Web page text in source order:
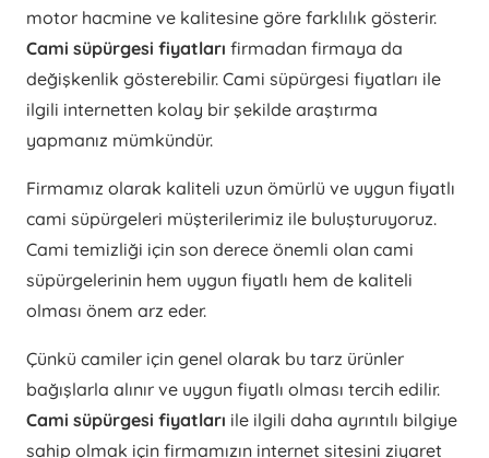
motor hacmine ve kalitesine göre farklılık gösterir.
Cami süpürgesi fiyatları firmadan firmaya da
değişkenlik gösterebilir. Cami süpürgesi fiyatları ile
ilgili internetten kolay bir şekilde araştırma
yapmanız mümkündür.
Firmamız olarak kaliteli uzun ömürlü ve uygun fiyatlı
cami süpürgeleri müşterilerimiz ile buluşturuyoruz.
Cami temizliği için son derece önemli olan cami
süpürgelerinin hem uygun fiyatlı hem de kaliteli
olması önem arz eder.
Çünkü camiler için genel olarak bu tarz ürünler
bağışlarla alınır ve uygun fiyatlı olması tercih edilir.
Cami süpürgesi fiyatları ile ilgili daha ayrıntılı bilgiye
sahip olmak için firmamızın internet sitesini ziyaret